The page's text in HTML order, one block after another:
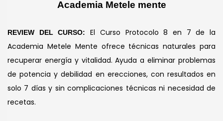
Academia Metele mente
REVIEW DEL CURSO:El Curso Protocolo 8 en 7 de la
Academia Metele Mente ofrece técnicas naturales para
recuperar energía y vitalidad. Ayuda a eliminar problemas
de potencia y debilidad en erecciones, con resultados en
solo 7 días y sin complicaciones técnicas ni necesidad de
recetas.